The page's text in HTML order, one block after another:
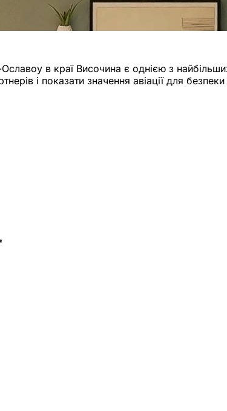
в краї Височина є однією з
і показати значення авіації для